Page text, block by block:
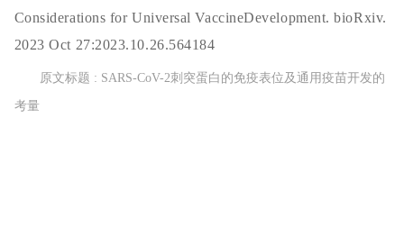
Considerations for Universal VaccineDevelopment. bioRxiv.
2023 Oct 27:2023.10.26.564184
原文标题 : SARS-CoV-2刺突蛋白的免疫表位及通用疫苗开发的
考量